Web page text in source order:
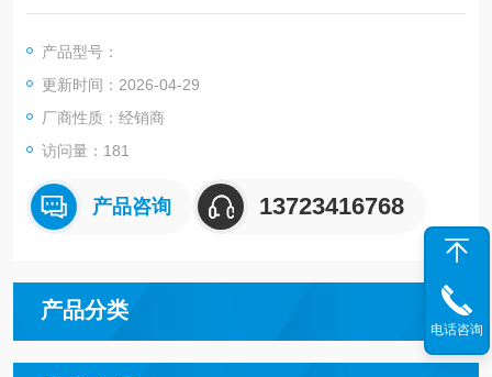
测方面获得定性和定量可靠性的过程。凭借其提供准确一致数据
耐用性方面树立了新的标准。
产品型号：
更新时间：2026-04-29
厂商性质：经销商
访问量：181
产品咨询 13723416768
产品分类
电话咨询